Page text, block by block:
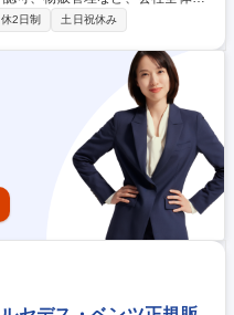
メンバーとして将来的にはリー
許認可（商業登記、宅建業、建
貸与品管理、事務用品調達など
ループ長の補佐をお願いいたし
改定★
2日制 土日祝休み